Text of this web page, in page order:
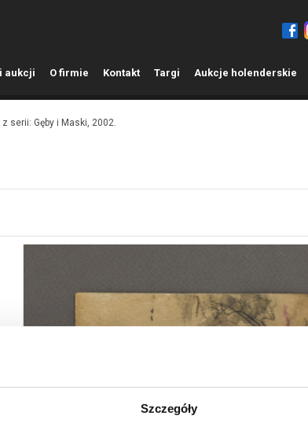
Szczegóły
aukcji O firmie Kontakt Targi Aukcje holenderskie
z serii: Gęby i Maski, 2002.